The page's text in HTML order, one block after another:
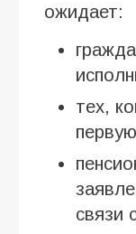
ожидает:
тех,
связи